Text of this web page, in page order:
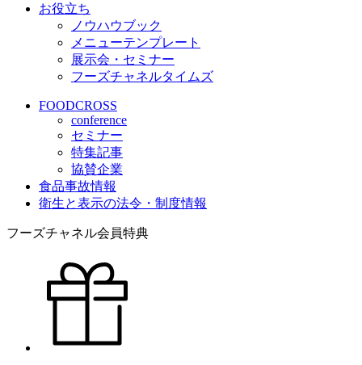
お役立ち
ノウハウブック
メニューテンプレート
展示会・セミナー
フーズチャネルタイムズ
FOODCROSS
conference
セミナー
特集記事
協賛企業
食品事故情報
衛生と表示の法令・制度情報
フーズチャネル会員特典